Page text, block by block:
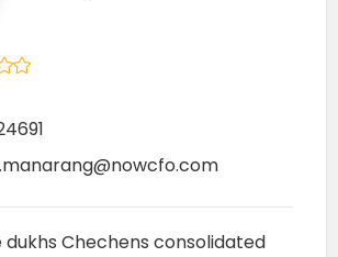
Chechens consolidated